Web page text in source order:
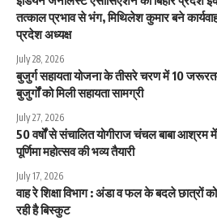
तत्काल प्रभाव से भंग, मिथिलेश कुमार बने
प्रदेश अध्यक्ष
July 28, 2026
बुजुर्ग सहायता योजना के तीसरे चरण में 10
बुजुर्गों को मिली सहायता सामग्री
July 27, 2026
50 वर्षों से संचालित योगीराज चंचल बाबा आश्रम
पूर्णिमा महोत्सव की भव्य तैयारी
July 17, 2026
वाह रे शिक्षा विभाग : अंडा व फल के बदले छात्रों
रही है बिस्कुट